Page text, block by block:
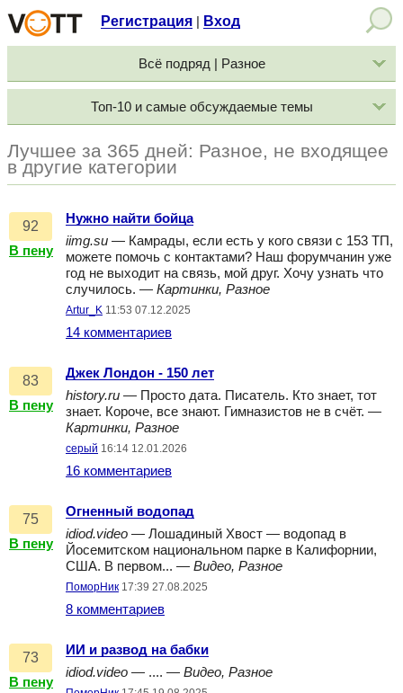
Регистрация Вход
Всё подряд | Разное
Топ-10 и самые обсуждаемые темы
Лучшее за 365 дней: Разное, не входящее
в другие категории
92
В пену
Нужно найти бойца
iimg.su — Камрады, если есть у кого связи с 153 ТП,
можете помочь с контактами? Наш форумчанин уже
год не выходит на связь, мой друг. Хочу узнать что
случилось. — Картинки, Разное
Artur_K 11:53 07.12.2025
14 комментариев
83
В пену
Джек Лондон - 150 лет
history.ru — Просто дата. Писатель. Кто знает, тот
знает. Короче, все знают. Гимназистов не в счёт. —
Картинки, Разное
серый 16:14 12.01.2026
16 комментариев
75
В пену
Огненный водопад
idiod.video — Лошадиный Хвост — водопад в
Йосемитском национальном парке в Калифорнии,
США. В первом... — Видео, Разное
ПоморНик 17:39 27.08.2025
8 комментариев
73
В пену
ИИ и развод на бабки
idiod.video — .... — Видео, Разное